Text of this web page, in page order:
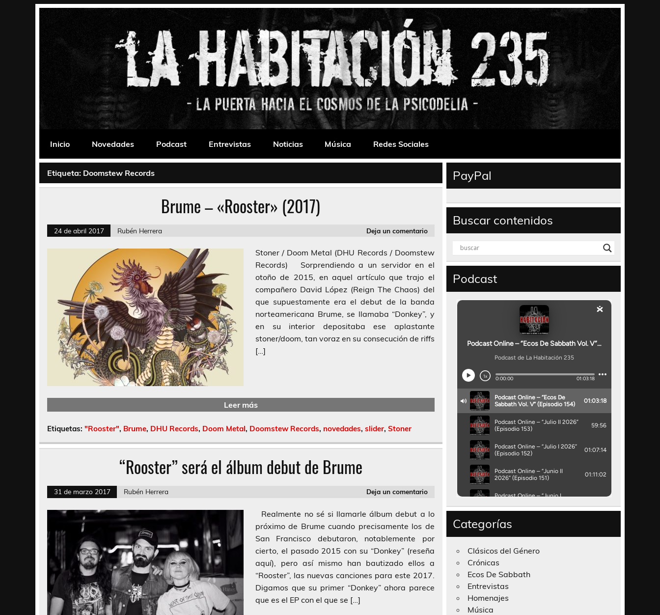
La Habitación 235
Inicio
Novedades Podcast Entrevistas Noticias Música Redes Sociales
Etiqueta: Doomstew Records
Brume – «Rooster» (2017)
24 de abril 2017 Rubén Herrera Deja un comentario
Stoner / Doom Metal (DHU Records / Doomstew
Records) Sorprendiendo a un servidor en el
otoño de 2015, en aquel artículo que trajo el
compañero David López (Reign The Chaos) del
que supuestamente era el debut de la banda
norteamericana Brume, se llamaba “Donkey”, y
en su interior depositaba ese aplastante
stoner/doom, tan voraz en su consecución de riffs
[…]
Leer más
Etiquetas: "Rooster", Brume, DHU Records, Doom Metal, Doomstew Records, novedades, slider, Stoner
“Rooster” será el álbum debut de Brume
31 de marzo 2017 Rubén Herrera Deja un comentario
Realmente no sé si llamarle álbum debut a lo
próximo de Brume cuando precisamente los de
San Francisco debutaron, notablemente por
cierto, el pasado 2015 con su “Donkey” (reseña
aquí), pero así mismo han bautizado ellos a
“Rooster”, las nuevas canciones para este 2017.
Digamos que su primer “Donkey” ahora parece
que es el EP con el que se […]
PayPal
Buscar contenidos
Podcast
Categorías
Clásicos del Género
Crónicas
Ecos De Sabbath
Entrevistas
Homenajes
Música